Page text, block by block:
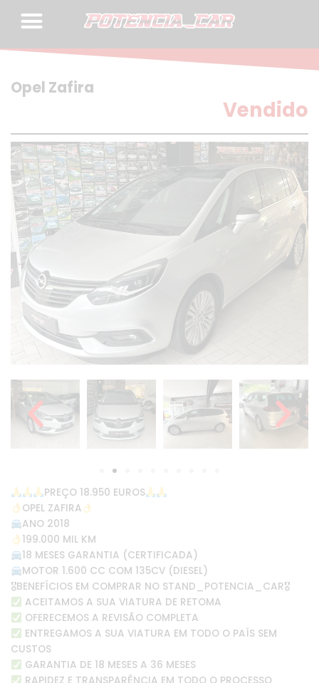
Opel Zafira
Vendido
PREÇO 18.950 EUROS
OPEL ZAFIRA
ANO 2018
199.000 MIL KM
18 MESES GARANTIA (CERTIFICADA)
MOTOR 1.600 CC COM 135CV (DIESEL)
🎖BENEFÍCIOS EM COMPRAR NO STAND_POTENCIA_CAR🎖
ACEITAMOS A SUA VIATURA DE RETOMA
OFERECEMOS A REVISÃO COMPLETA
ENTREGAMOS A SUA VIATURA EM TODO O PAÍS SEM
CUSTOS
GARANTIA DE 18 MESES A 36 MESES